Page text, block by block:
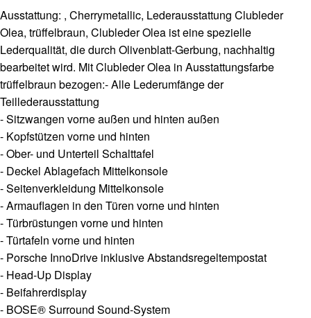
Ausstattung: , Cherrymetallic, Lederausstattung Clubleder
Olea, trüffelbraun, Clubleder Olea ist eine spezielle
Lederqualität, die durch Olivenblatt-Gerbung, nachhaltig
bearbeitet wird. Mit Clubleder Olea in Ausstattungsfarbe
trüffelbraun bezogen:- Alle Lederumfänge der
Teillederausstattung
- Sitzwangen vorne außen und hinten außen
- Kopfstützen vorne und hinten
- Ober- und Unterteil Schalttafel
- Deckel Ablagefach Mittelkonsole
- Seitenverkleidung Mittelkonsole
- Armauflagen in den Türen vorne und hinten
- Türbrüstungen vorne und hinten
- Türtafeln vorne und hinten
- Porsche InnoDrive inklusive Abstandsregeltempostat
- Head-Up Display
- Beifahrerdisplay
- BOSE® Surround Sound-System